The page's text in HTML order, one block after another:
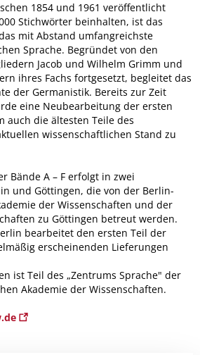
1854 und 1961 veröffentlicht
Stichwörter beinhalten, ist das
mit Abstand umfangreichste
Sprache. Begründet von den
Jacob und Wilhelm Grimm und
ihres Fachs fortgesetzt, begleitet das
der Germanistik. Bereits zur Zeit
eine Neubearbeitung der ersten
auch die ältesten Teile des
wissenschaftlichen Stand zu
Bände A – F erfolgt in zwei
und Göttingen, die von der Berlin-
der Wissenschaften und der
zu Göttingen betreut werden.
bearbeitet den ersten Teil der
erscheinenden Lieferungen
ist Teil des „Zentrums Sprache" der
Akademie der Wissenschaften.